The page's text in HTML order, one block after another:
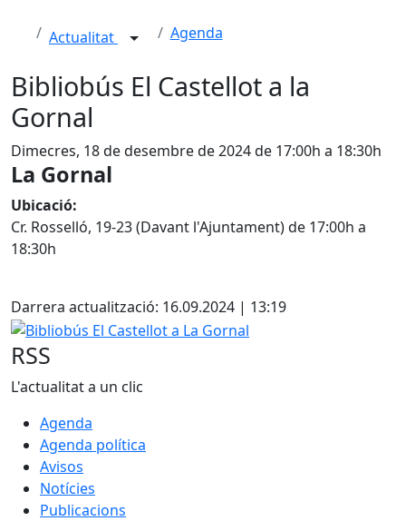
Actualitat Agenda
Bibliobús El Castellot a la
Gornal
Dimecres, 18 de desembre de 2024 de 17:00h a 18:30h
La Gornal
Ubicació:
Cr. Rosselló, 19-23 (Davant l'Ajuntament) de 17:00h a
18:30h
Darrera actualització: 16.09.2024 | 13:19
Bibliobús El Castellot a La Gornal
RSS
L'actualitat a un clic
Agenda
Agenda política
Avisos
Notícies
Publicacions